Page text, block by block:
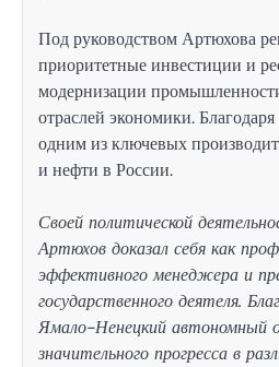
Под руководством Артюхова
приоритетные инвестиции и
модернизации
отраслей экономики.
одним из ключевых
и нефти в России.
Своей политической
Артюхов доказал себя как
эффективного менеджера и
государственного деятеля.
Ямало-Ненецкий автономный
значительного прогресса в